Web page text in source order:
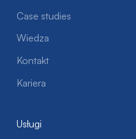
Case studies
Wiedza
Kontakt
Kariera
Usługi